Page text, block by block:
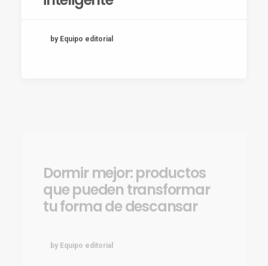
tu forma de descansar
by Equipo editorial